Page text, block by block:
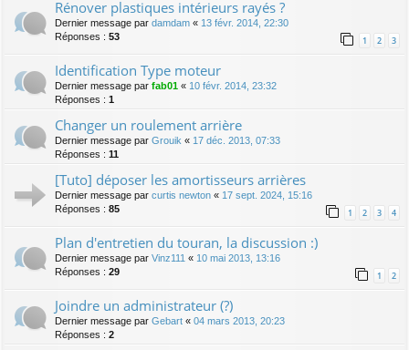
Rénover plastiques intérieurs rayés ?
Dernier message par damdam « 13 févr. 2014, 22:30
Réponses : 53 1 2 3
Identification Type moteur
Dernier message par fab01 « 10 févr. 2014, 23:32
Réponses : 1
Changer un roulement arrière
Dernier message par Grouik « 17 déc. 2013, 07:33
Réponses : 11
[Tuto] déposer les amortisseurs arrières
Dernier message par curtis newton « 17 sept. 2024, 15:16
Réponses : 85 1 2 3 4
Plan d'entretien du touran, la discussion :)
Dernier message par Vinz111 « 10 mai 2013, 13:16
Réponses : 29 1 2
Joindre un administrateur (?)
Dernier message par Gebart « 04 mars 2013, 20:23
Réponses : 2